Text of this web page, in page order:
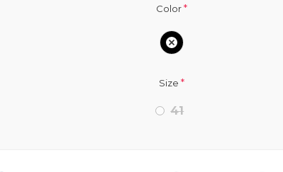
Color*
Size *
41